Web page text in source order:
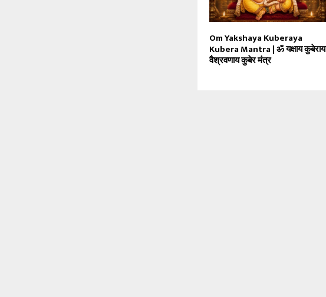
Om Yakshaya Kuberaya
Kubera Mantra | ॐ यक्षाय कुबेराय
वैश्रवणाय कुबेर मंत्र